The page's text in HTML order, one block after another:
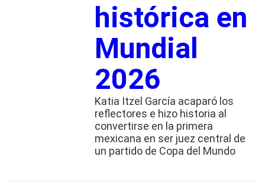
histórica en
Mundial
2026
Katia Itzel García acaparó los
reflectores e hizo historia al
convertirse en la primera
mexicana en ser juez central de
un partido de Copa del Mundo